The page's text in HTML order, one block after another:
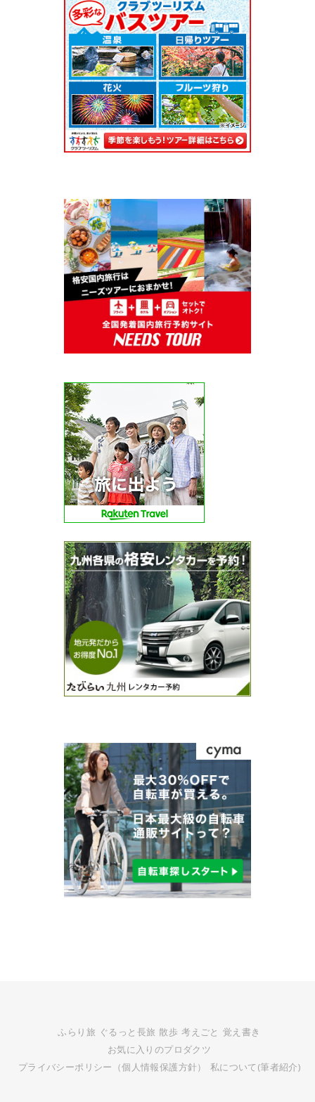
ふらり旅 ぐるっと長旅 散歩 考えごと 覚え書き
お気に入りのプロダクツ
プライバシーポリシー（個人情報保護方針）
私について(筆者紹介)